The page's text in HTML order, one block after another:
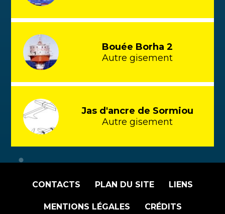
Bouée Borha 2
Autre gisement
Jas d'ancre de Sormiou
Autre gisement
CONTACTS PLAN DU SITE LIENS
MENTIONS LÉGALES CRÉDITS